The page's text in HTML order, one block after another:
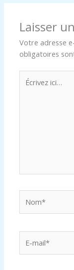
Laisser
Votre adresse
obligatoires
Écrivez
ici…
mail*